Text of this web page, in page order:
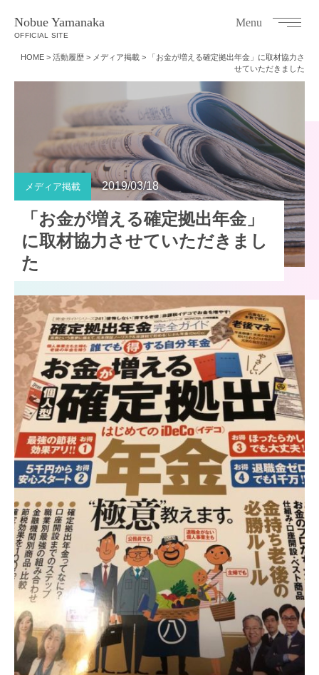
Nobue Yamanaka
OFFICIAL SITE
Menu
HOME > 活動履歴 > メディア掲載 > 「お金が増える確定拠出年金」に取材協力さ
せていただきました
メディア掲載 2019/03/18
「お金が増える確定拠出年金」
に取材協力させていただきまし
た